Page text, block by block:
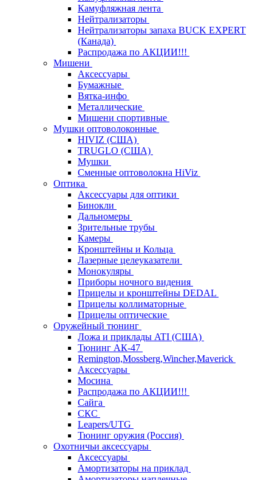
Камуфляжная лента
Нейтрализаторы
Нейтрализаторы запаха BUCK EXPERT
(Канада)
Распродажа по АКЦИИ!!!
Мишени
Аксессуары
Бумажные
Вятка-инфо
Металлические
Мишени спортивные
Мушки оптоволоконные
HIVIZ (США)
TRUGLO (США)
Мушки
Сменные оптоволокна HiViz
Оптика
Аксессуары для оптики
Бинокли
Дальномеры
Зрительные трубы
Камеры
Кронштейны и Кольца
Лазерные целеуказатели
Монокуляры
Приборы ночного видения
Прицелы и кронштейны DEDAL
Прицелы коллиматорные
Прицелы оптические
Оружейный тюнинг
Ложа и приклады ATI (США)
Тюнинг АК-47
Remington,Mossberg,Wincher,Maverick
Аксессуары
Мосина
Распродажа по АКЦИИ!!!
Сайга
СКС
Leapers/UTG
Тюнинг оружия (Россия)
Охотничьи аксессуары
Аксессуары
Амортизаторы на приклад